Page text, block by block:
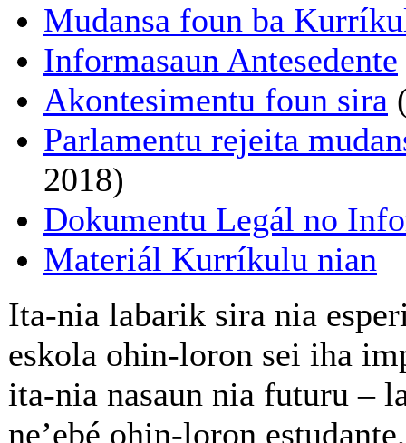
Mudansa foun ba
Informasaun Antesedente
Akontesimentu foun sira
Parlamentu rejeita
2018)
Dokumentu Legál no
Materiál Kurríkulu nian
Ita-nia labarik sira nia
eskola ohin-loron sei iha
ita-nia nasaun nia futuru –
ne’ebé ohin-loron